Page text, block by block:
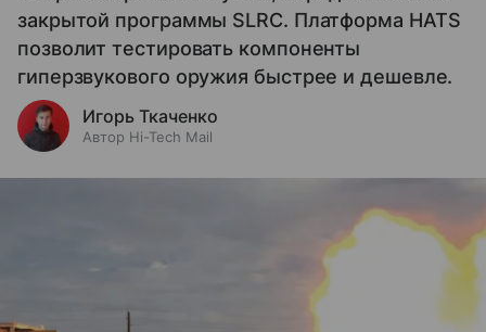
закрытой программы SLRC. Платформа HATS
позволит тестировать компоненты
гиперзвукового оружия быстрее и дешевле.
Игорь Ткаченко
Автор Hi-Tech Mail